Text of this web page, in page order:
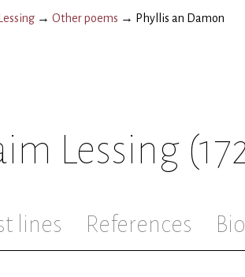
→ Other poems → Phyllis an Damon
Lessing
lines References